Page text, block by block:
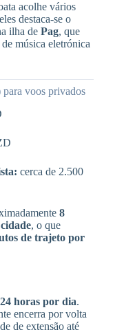
acolhe vários
destaca-se o
ilha de Pag, que
música eletrónica
voos privados
cerca de 2.500
8
, o que
de trajeto por
horas por dia.
encerra por volta
de extensão até